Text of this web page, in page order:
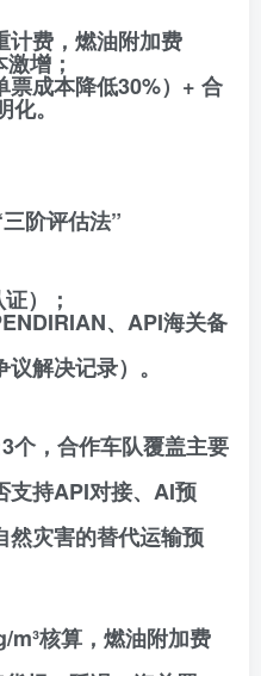
计费，燃油附加费
增；
票成本降低30%）+ 合
。
阶评估法”
）；
、API海关备
解决记录）。
个，合作车队覆盖主要
支持API对接、AI预
然灾害的替代运输预
m³核算，燃油附加费